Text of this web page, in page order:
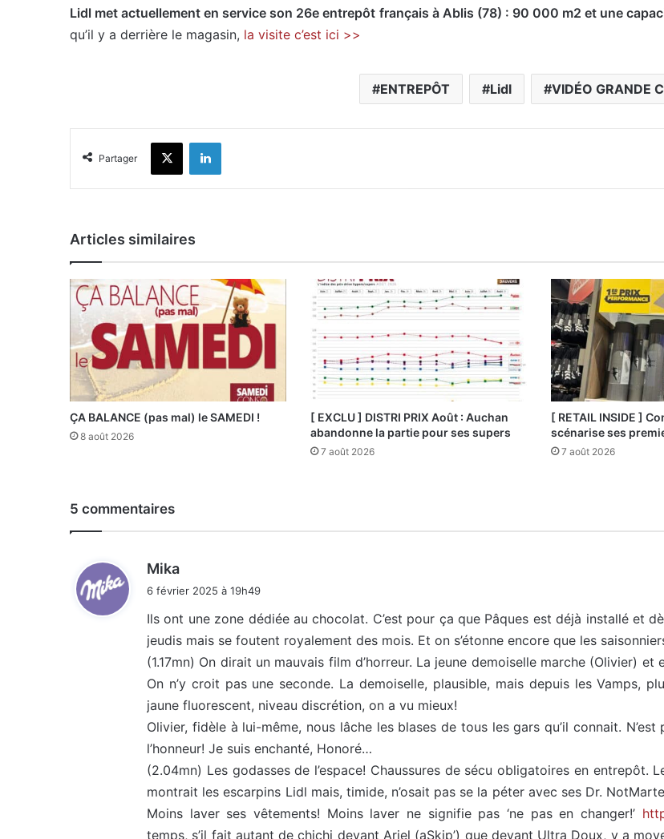
Lidl met actuellement en service son 26e entrepôt français à Ablis (78) : 90 000 m2 et une
qu’il y a derrière le magasin, la visite c’est ici >>
ENTREPÔT Lidl VIDÉO GRANDE
Partager
X Linkedin
Articles similaires
ÇA BALANCE (pas mal) le SAMEDI !
8 août 2026
[ EXCLU ] DISTRI PRIX Août : Auchan
abandonne la partie pour ses supers
7 août 2026
[ RETAIL INSIDE ]
scénarise ses
7 août 2026
5 commentaires
Mika
:
6 février 2025 à 19h49
Ils ont une zone dédiée au chocolat. C’est pour ça que Pâques est déjà installé et
jeudis mais se foutent royalement des mois. Et on s’étonne encore que les
(1.17mn) On dirait un mauvais film d’horreur. La jeune demoiselle marche (Olivier)
On n’y croit pas une seconde. La demoiselle, plausible, mais depuis les Vamps,
jaune fluorescent, niveau discrétion, on a vu mieux!
Olivier, fidèle à lui-même, nous lâche les blases de tous les gars qu’il connait.
l’honneur! Je suis enchanté, Honoré…
(2.04mn) Les godasses de l’espace! Chaussures de sécu obligatoires en entrepôt.
montrait les escarpins Lidl mais, timide, n’osait pas se la péter avec ses Dr.
Moins laver ses vêtements! Moins laver ne signifie pas ‘ne pas en changer!’
temps, s’il fait autant de chichi devant Ariel (aSkip’) que devant Ultra Doux, y a